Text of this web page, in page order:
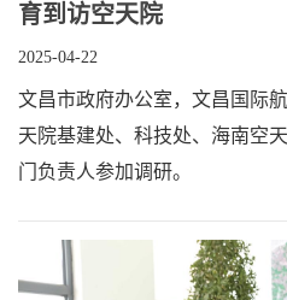
育到访空天院
2025-04-22
文昌市政府办公室，文昌国际
天院基建处、科技处、海南空
门负责人参加调研。